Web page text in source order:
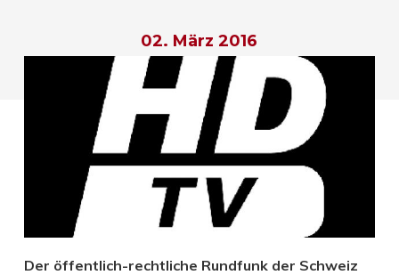
02. März 2016
Der öffentlich-rechtliche Rundfunk der Schweiz